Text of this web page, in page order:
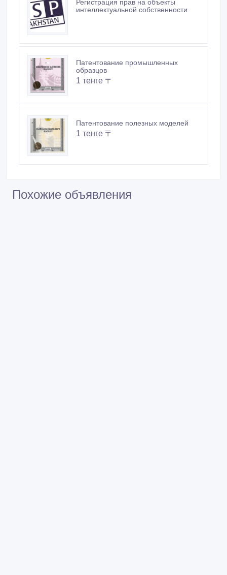
Регистрация прав на объекты
интеллектуальной собственности
Патентование промышленных
образцов
1 тенге 〒
Патентование полезных моделей
1 тенге 〒
Похожие объявления